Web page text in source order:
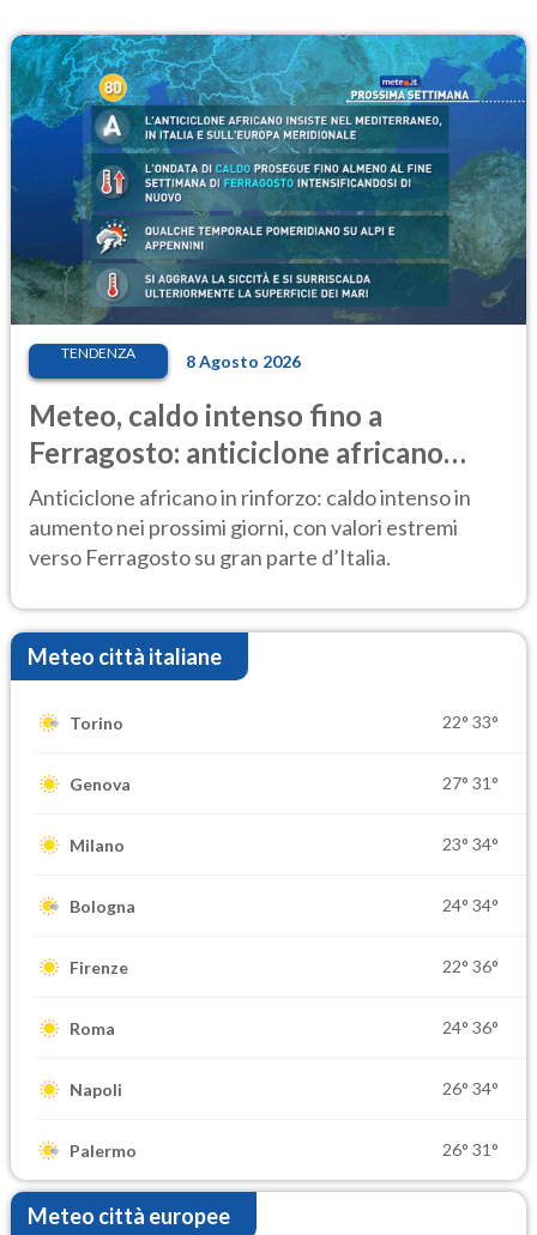
TENDENZA 8 Agosto 2026
Meteo, caldo intenso fino a
Ferragosto: anticiclone africano
ancora protagonista
Anticiclone africano in rinforzo: caldo intenso in
aumento nei prossimi giorni, con valori estremi
verso Ferragosto su gran parte d’Italia.
Meteo città italiane
Torino 22° 33°
Genova 27° 31°
Milano 23° 34°
Bologna 24° 34°
Firenze 22° 36°
Roma 24° 36°
Napoli 26° 34°
Palermo 26° 31°
Meteo città europee